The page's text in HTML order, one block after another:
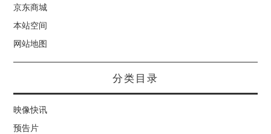
京东商城
本站空间
网站地图
分类目录
映像快讯
预告片